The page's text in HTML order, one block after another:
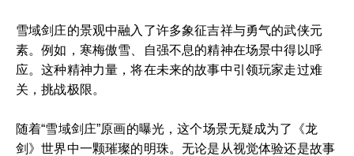
雪域剑庄的景观中融入了许多象征吉祥与勇气的武侠元
素。例如，寒梅傲雪、自强不息的精神在场景中得以呼
应。这种精神力量，将在未来的故事中引领玩家走过难
关，挑战极限。
随着“雪域剑庄”原画的曝光，这个场景无疑成为了《龙
剑》世界中一颗璀璨的明珠。无论是从视觉体验还是故事